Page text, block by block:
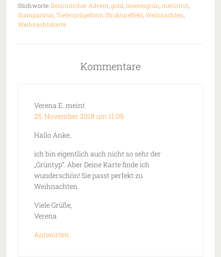
Stichworte:Besinnlicher Advent, gold meeresgrün merlotrot,
Stamparatus, Tiefenprägeform Struktureffekt, Weihnachten
Weihnachtskarte
Kommentare
Verena E. meint
25. November 2018 um 11:09
Hallo Anke,
ich bin eigentlich auch nicht so sehr der
„Grüntyp“. Aber Deine Karte finde ich
wunderschön! Sie passt perfekt zu
Weihnachten.
Viele Grüße,
Verena
Antworten